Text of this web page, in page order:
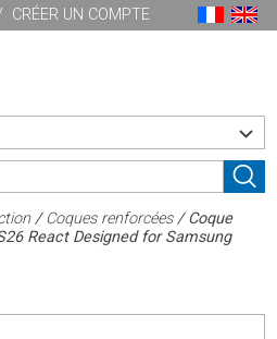
CRÉER UN COMPTE
/Coques renforcées/ Coque
React Designed for Samsung